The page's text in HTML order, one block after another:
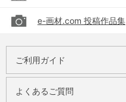
e-画材.com 投稿作品集
ご利用ガイド
よくあるご質問